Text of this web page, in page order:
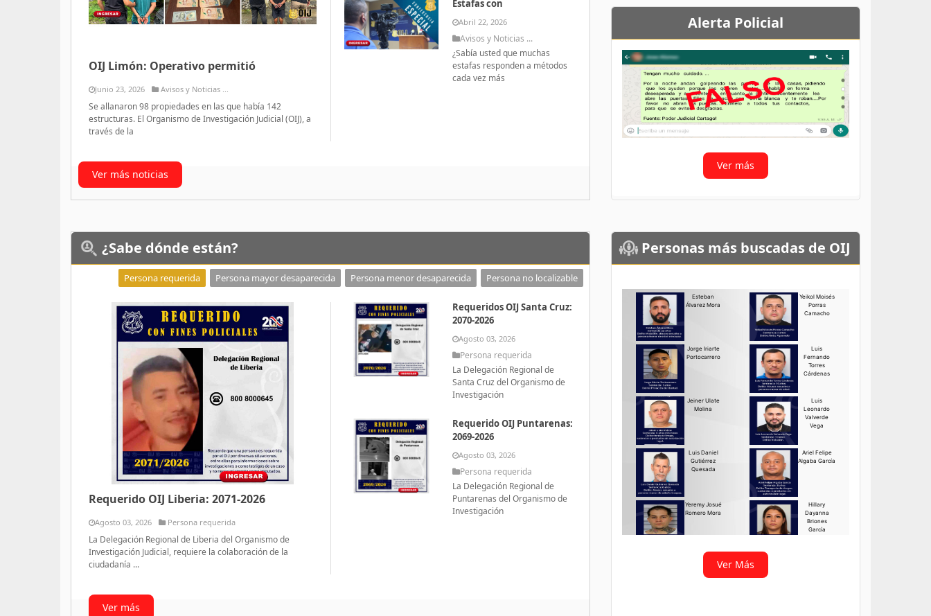
OIJ Limón: Operativo permitió
Junio 23, 2026 Avisos y Noticias ...
Se allanaron 98 propiedades en las que había 142
estructuras. El Organismo de Investigación Judicial (OIJ), a
través de la
Estafas con
Abril 22, 2026
Avisos y Noticias ...
¿Sabía usted que muchas
estafas responden a métodos
cada vez más
Ver más noticias
Alerta Policial
Ver más
¿Sabe dónde están?
Persona requerida Persona mayor desaparecida Persona menor desaparecida Persona no localizable
Requerido OIJ Liberia: 2071-2026
Agosto 03, 2026 Persona requerida
La Delegación Regional de Liberia del Organismo de
Investigación Judicial, requiere la colaboración de la
ciudadanía ...
Requeridos OIJ Santa Cruz:
2070-2026
Agosto 03, 2026
Persona requerida
La Delegación Regional de
Santa Cruz del Organismo de
Investigación
Requerido OIJ Puntarenas:
2069-2026
Agosto 03, 2026
Persona requerida
La Delegación Regional de
Puntarenas del Organismo de
Investigación
Ver más
Personas más buscadas de OIJ
Ver Más